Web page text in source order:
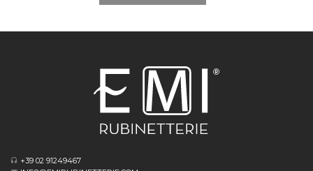
+39 02 91249467